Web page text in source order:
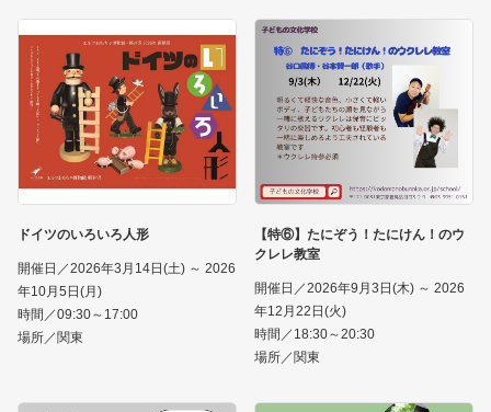
ドイツのいろいろ人形
開催日／2026年3月14日(土) ～ 2026
年10月5日(月)
時間／09:30～17:00
場所／関東
【特⑥】たにぞう！たにけん！のウ
クレレ教室
開催日／2026年9月3日(木) ～ 2026
年12月22日(火)
時間／18:30～20:30
場所／関東